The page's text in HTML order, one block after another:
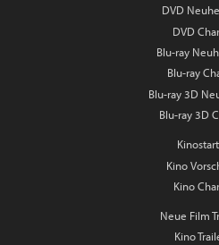
DVD
DVD
Blu-ray
Blu-ray
Blu-ray 3D
Blu-ray 3D
Kino
Kino
Neue Film
Kino